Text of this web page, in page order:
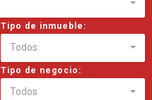
Tipo de inmueble:
Todos
Tipo de negocio:
Todos